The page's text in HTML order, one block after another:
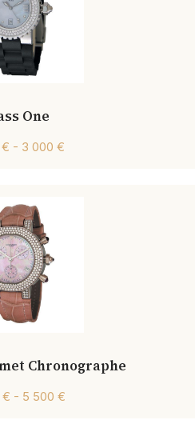
One
- 3 000 €
Chronographe
- 5 500 €